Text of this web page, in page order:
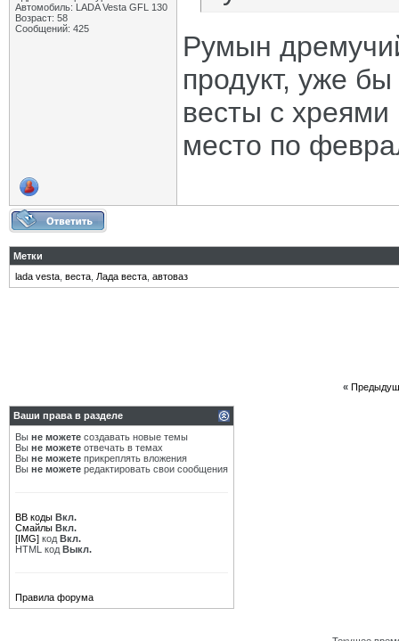
Автомобиль: LADA Vesta GFL 130
Возраст: 58
Сообщений: 425
Румын
продукт, уже
весты с
место по
Метки
lada vesta веста Лада веста автоваз
«
Ваши права в разделе
Вы не можете создавать новые темы
Вы не можете отвечать в темах
Вы не можете прикреплять вложения
Вы не можете редактировать свои сообщения
BB коды Вкл.
Смайлы Вкл.
[IMG] код Вкл.
HTML код Выкл.
Правила форума